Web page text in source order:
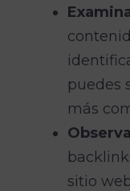
puedes
más
sitio